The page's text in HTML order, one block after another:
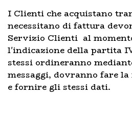
I Clienti che acquistano
necessitano di fattura
Servizio Clienti al
l'indicazione della partita
stessi ordineranno
messaggi, dovranno fare
e fornire gli stessi dati.